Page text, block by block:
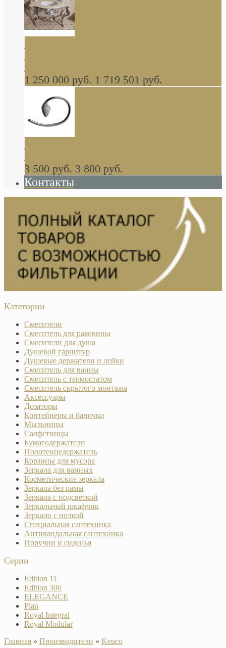
стиле барокко, из массива дерева, светло
коричневый матовый окрас + серебро
1 250 000 руб. 1 719 501 руб.
Khala Colombo аксессуары (серия) В
НАЛИЧИИ
3 500 руб. 3 800 руб.
Контакты
Категории
Смесители
Смеситель для раковины
Смесители для душа
Душевой гарнитур
Душевые держатели и лейки
Смеситель для ванны
Смеситель с термостатом
Смеситель скрытого монтажа
Аксессуары
Дозаторы
Контейнеры и баночки
Мыльницы
Салфетницы
Бумагодержатели
Полотенцедержатель
Корзины для мусора
Зеркала для ванных
Косметические зеркала
Зеркала без рамы
Зеркала с подсветкой
Зеркальный шкафчик
Зеркало с полкой
Специальная сантехника
Антивандальная сантехника
Поручни и сиденья
Серии
Edition 11
Edition 300
ELEGANCE
Plan
Royal Integral
Royal Modular
Главная » Производители » Keuco